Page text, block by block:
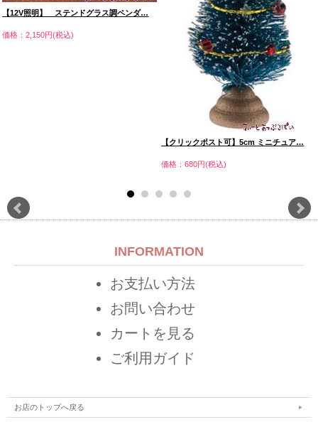
【12V照明】 ステンドグラス調ペンダ…
価格：2,150円(税込)
【クリックポスト可】5cm ミニチュア…
価格：680円(税込)
INFORMATION
お支払い方法
お問い合わせ
カートを見る
ご利用ガイド
お店のトップへ戻る